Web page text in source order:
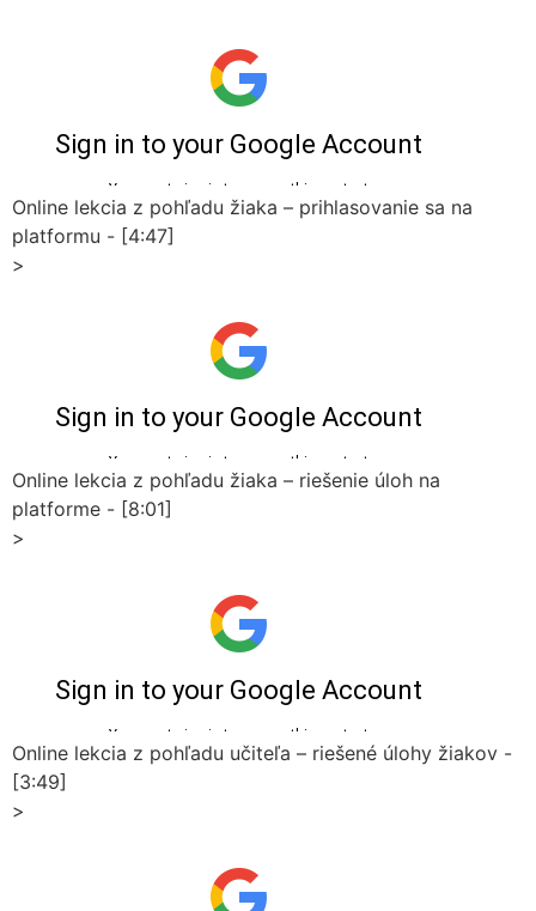
Online lekcia z pohľadu žiaka – prihlasovanie sa na
platformu - [4:47]
>
Online lekcia z pohľadu žiaka – riešenie úloh na
platforme - [8:01]
>
Online lekcia z pohľadu učiteľa – riešené úlohy žiakov -
[3:49]
>